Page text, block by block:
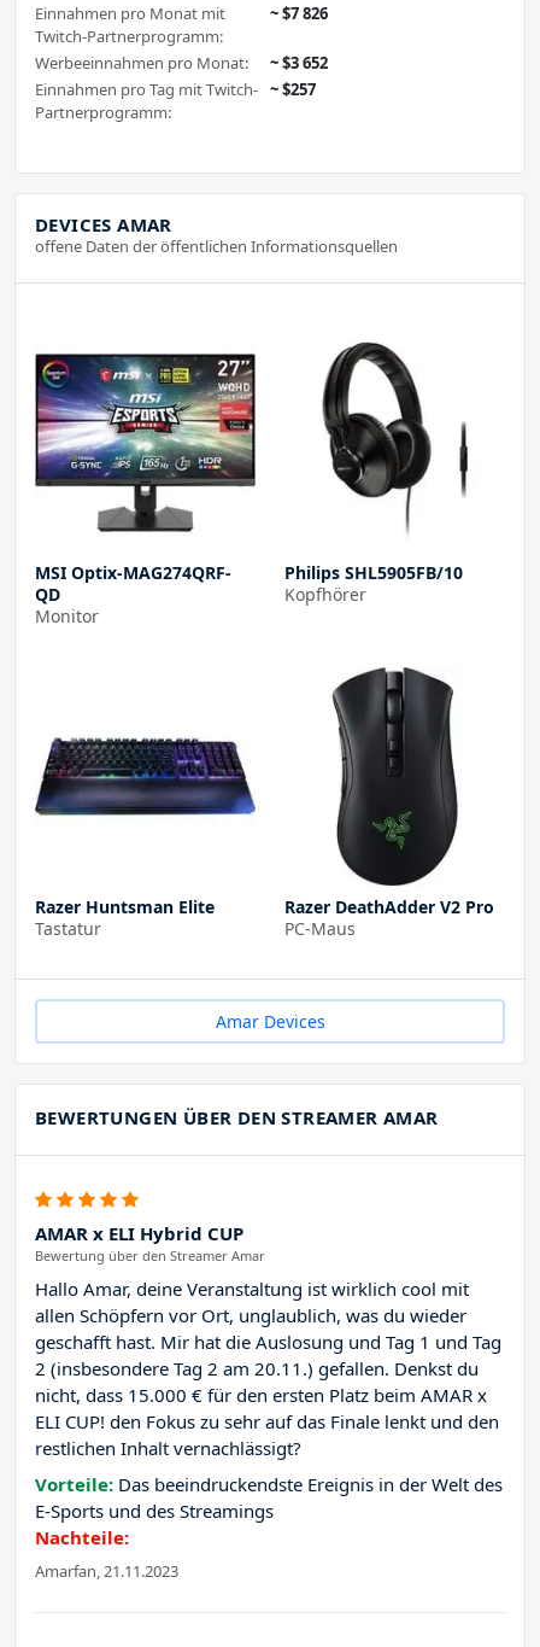
Einnahmen pro Monat mit
Twitch-Partnerprogramm:
~ $7 826
Werbeeinnahmen pro Monat:
~ $3 652
Einnahmen pro Tag mit Twitch-
Partnerprogramm:
~ $257
DEVICES AMAR
offene Daten der öffentlichen Informationsquellen
MSI Optix-MAG274QRF-
QD
Monitor
Philips SHL5905FB/10
Kopfhörer
Razer Huntsman Elite
Tastatur
Razer DeathAdder V2 Pro
PC-Maus
Amar Devices
BEWERTUNGEN ÜBER DEN STREAMER AMAR
AMAR x ELI Hybrid CUP
Bewertung über den Streamer Amar
Hallo Amar, deine Veranstaltung ist wirklich cool mit
allen Schöpfern vor Ort, unglaublich, was du wieder
geschafft hast. Mir hat die Auslosung und Tag 1 und Tag
2 (insbesondere Tag 2 am 20.11.) gefallen. Denkst du
nicht, dass 15.000 € für den ersten Platz beim AMAR x
ELI CUP! den Fokus zu sehr auf das Finale lenkt und den
restlichen Inhalt vernachlässigt?
Vorteile: Das beeindruckendste Ereignis in der Welt des
E-Sports und des Streamings
Nachteile:
Amarfan, 21.11.2023